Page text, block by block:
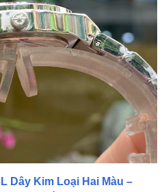
Dây Kim Loại Hai Màu –